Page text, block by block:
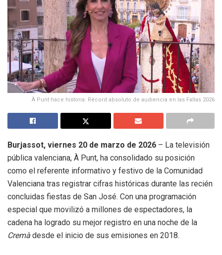
À Punt hace historia: Récord absoluto de audiencia en las Fallas 2026
Burjassot, viernes 20 de marzo de 2026 – La televisión
pública valenciana, À Punt, ha consolidado su posición
como el referente informativo y festivo de la Comunidad
Valenciana tras registrar cifras históricas durante las recién
concluidas fiestas de San José. Con una programación
especial que movilizó a millones de espectadores, la
cadena ha logrado su mejor registro en una noche de la
Cremà desde el inicio de sus emisiones en 2018.